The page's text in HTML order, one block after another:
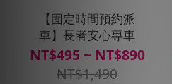
【固定時間預約派
車】長者安心專車
NT$495 ~ NT$890
NT$1,490